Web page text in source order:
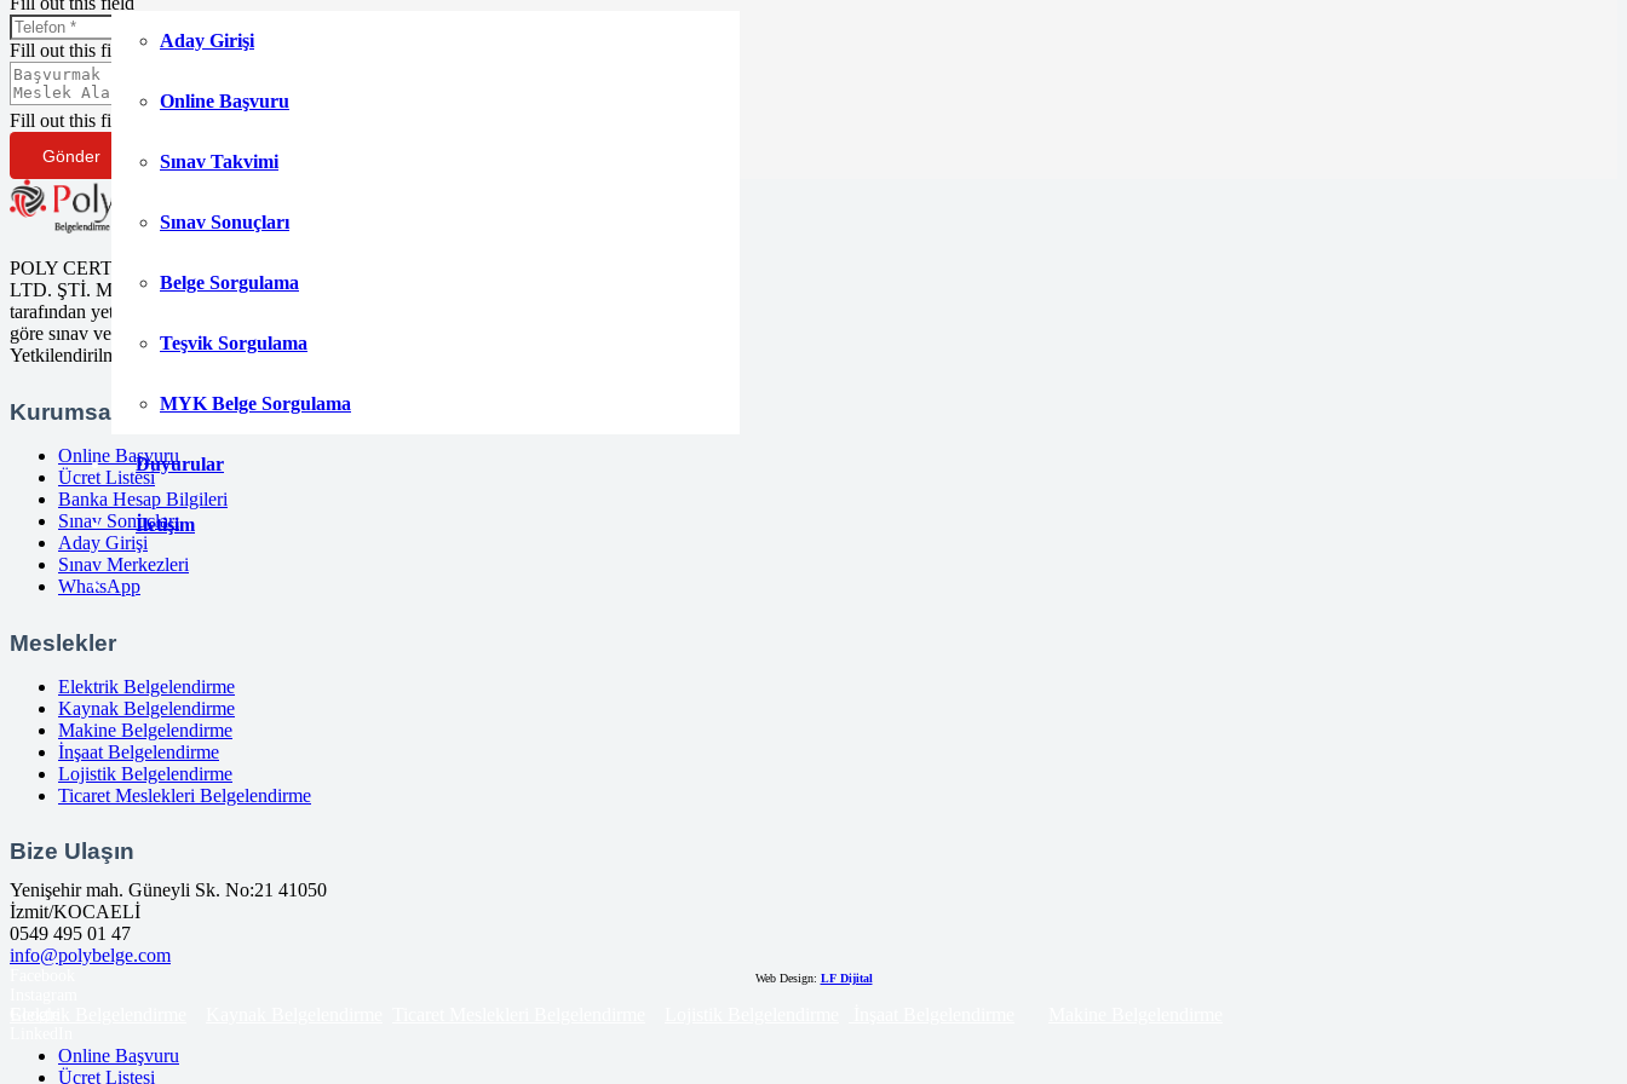
Aday Girişi
Online Başvuru
Sınav Takvimi
Sınav Sonuçları
Belge Sorgulama
Teşvik Sorgulama
MYK Belge Sorgulama
Duyurular
İletişim
Fill out this field
Fill out this field
Gönder
POLY CERT Belgelendirme Ve Eğitim Hizmetleri
LTD. ŞTİ. Mesleki Yeterlilik Kurumu (MYK)
tarafından yetki kapsamındaki ulusal yeterliliklere
göre sınav ve belgelendirme faaliyetlerini yürüten
Yetkilendirilmiş Belgelendirme Kuruluşudur.
Kurumsal
Online Başvuru
Ücret Listesi
Banka Hesap Bilgileri
Sınav Sonuçları
Aday Girişi
Sınav Merkezleri
WhatsApp
Meslekler
Elektrik Belgelendirme
Kaynak Belgelendirme
Makine Belgelendirme
İnşaat Belgelendirme
Lojistik Belgelendirme
Ticaret Meslekleri Belgelendirme
Bize Ulaşın
Yenişehir mah. Güneyli Sk. No:21 41050
İzmit/KOCAELİ
0549 495 01 47
info@polybelge.com
Web Design: LF Dijital
Online Başvuru
Ücret Listesi